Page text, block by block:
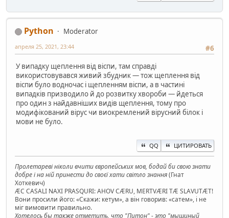
Python
Moderator
#6
апреля 25, 2021, 23:44
У випадку щеплення від віспи, там справді
використовувався живий збудник — тож щеплення від
віспи було водночас і щепленням віспи, а в частині
випадків призводило й до розвитку хвороби — йдеться
про один з найдавніших видів щеплення, тому про
модифікований вірус чи виокремлений вірусний білок і
мови не було.
QQ ЦИТИРОВАТЬ
Пролетареві ніколи вчити європейських мов, бодай би свою знати
добре і на ній принести до своєї хати світло знання(Гнат
Хоткевич)
ÆC CASALI NAXI PRASQURI: AHOV CÆRU, MERTVÆRI TÆ SLAVUTÆT!
Вони просили його: «Скажи: кетум», а він говорив: «сатем», і не
міг вимовити правильно.
Хотелось бы также отметить, что "Питон" - это "мышиный